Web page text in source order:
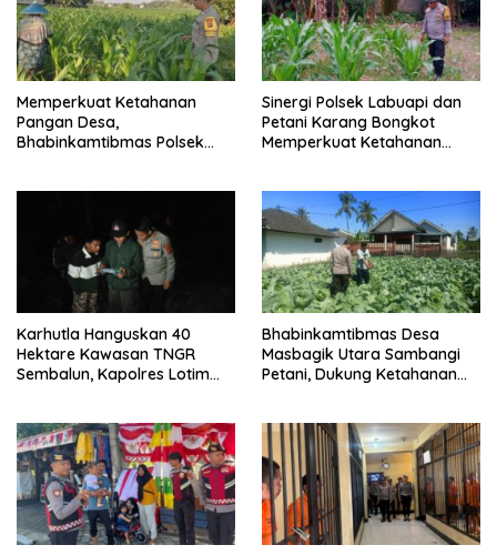
Memperkuat Ketahanan
Pangan Desa,
Bhabinkamtibmas Polsek
Sinergi Polsek Labuapi dan
Petani Karang Bongkot
Memperkuat Ketahanan
Karhutla Hanguskan 40
Hektare Kawasan TNGR
Sembalun, Kapolres Lotim
Bhabinkamtibmas Desa
Masbagik Utara Sambangi
Petani, Dukung Ketahanan